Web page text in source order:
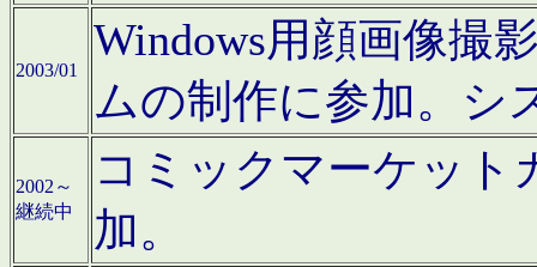
2003/01
Windows用顔画像撮
ムの制作に参加。シ
2002～
継続中
コミックマーケット
加。